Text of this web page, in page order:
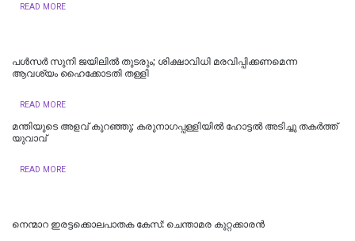
READ MORE
പള്‍സര്‍ സുനി ജയിലില്‍ തുടരും; ശിക്ഷാവിധി മരവിപ്പിക്കണമെന്ന
ആവശ്യം ഹൈക്കോടതി തള്ളി
READ MORE
മന്തിയുടെ അളവ് കുറഞ്ഞു; കരുനാ​ഗപ്പള്ളിയിൽ ഹോട്ടല്‍ അടിച്ചു തകര്‍ത്ത്
യുവാവ്
READ MORE
നെന്മാറ ഇരട്ടക്കൊലപാതക കേസ്: ചെന്താമര കുറ്റക്കാരൻ